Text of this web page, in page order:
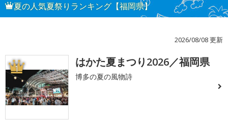
夏の人気夏祭りランキング【福岡県】
2026/08/08 更新
1 はかた夏まつり2026／福岡県
博多の夏の風物詩